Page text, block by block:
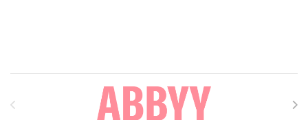
Brands Carousel